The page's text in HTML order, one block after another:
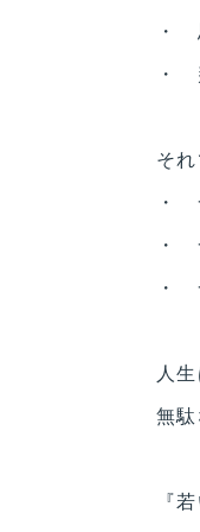
・
・
それ
・
・
・
人生
無
『